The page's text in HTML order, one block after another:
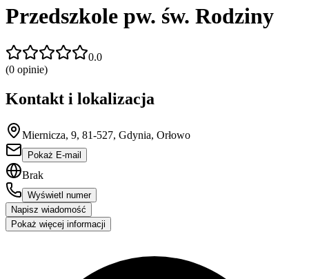
Przedszkole pw. św. Rodziny
0.0
(0 opinie)
Kontakt i lokalizacja
Miernicza, 9, 81-527, Gdynia, Orłowo
Pokaż E-mail
Brak
Wyświetl numer
Napisz wiadomość
Pokaż więcej informacji